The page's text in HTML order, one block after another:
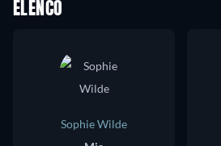
ELENCO
Sophie Wilde